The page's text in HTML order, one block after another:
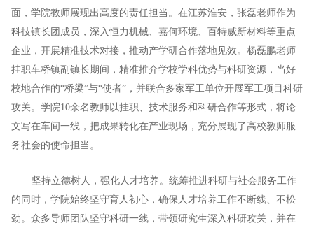
面，学院教师展现出高度的责任担当。在江苏淮安，张磊老师作为
科技镇长团成员，深入恒力机械、嘉何环境、百特威新材料等重点
企业，开展精准技术对接，推动产学研合作落地见效。杨磊鹏老师
挂职车桥镇副镇长期间，精准推介学校学科优势与科研资源，当好
校地合作的“桥梁”与“使者”，并联合多家军工单位开展军工项目科研
攻关。学院10余名教师以挂职、技术服务和科研合作等形式，将论
文写在车间一线，把成果转化在产业现场，充分展现了高校教师服
务社会的使命担当。
坚持立德树人，强化人才培养。统筹推进科研与社会服务工作
的同时，学院始终坚守育人初心，确保人才培养工作不断线、不松
劲。众多导师团队坚守科研一线，带领研究生深入科研攻关，并在